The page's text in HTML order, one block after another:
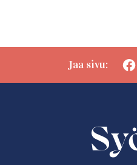
Jaa sivu: